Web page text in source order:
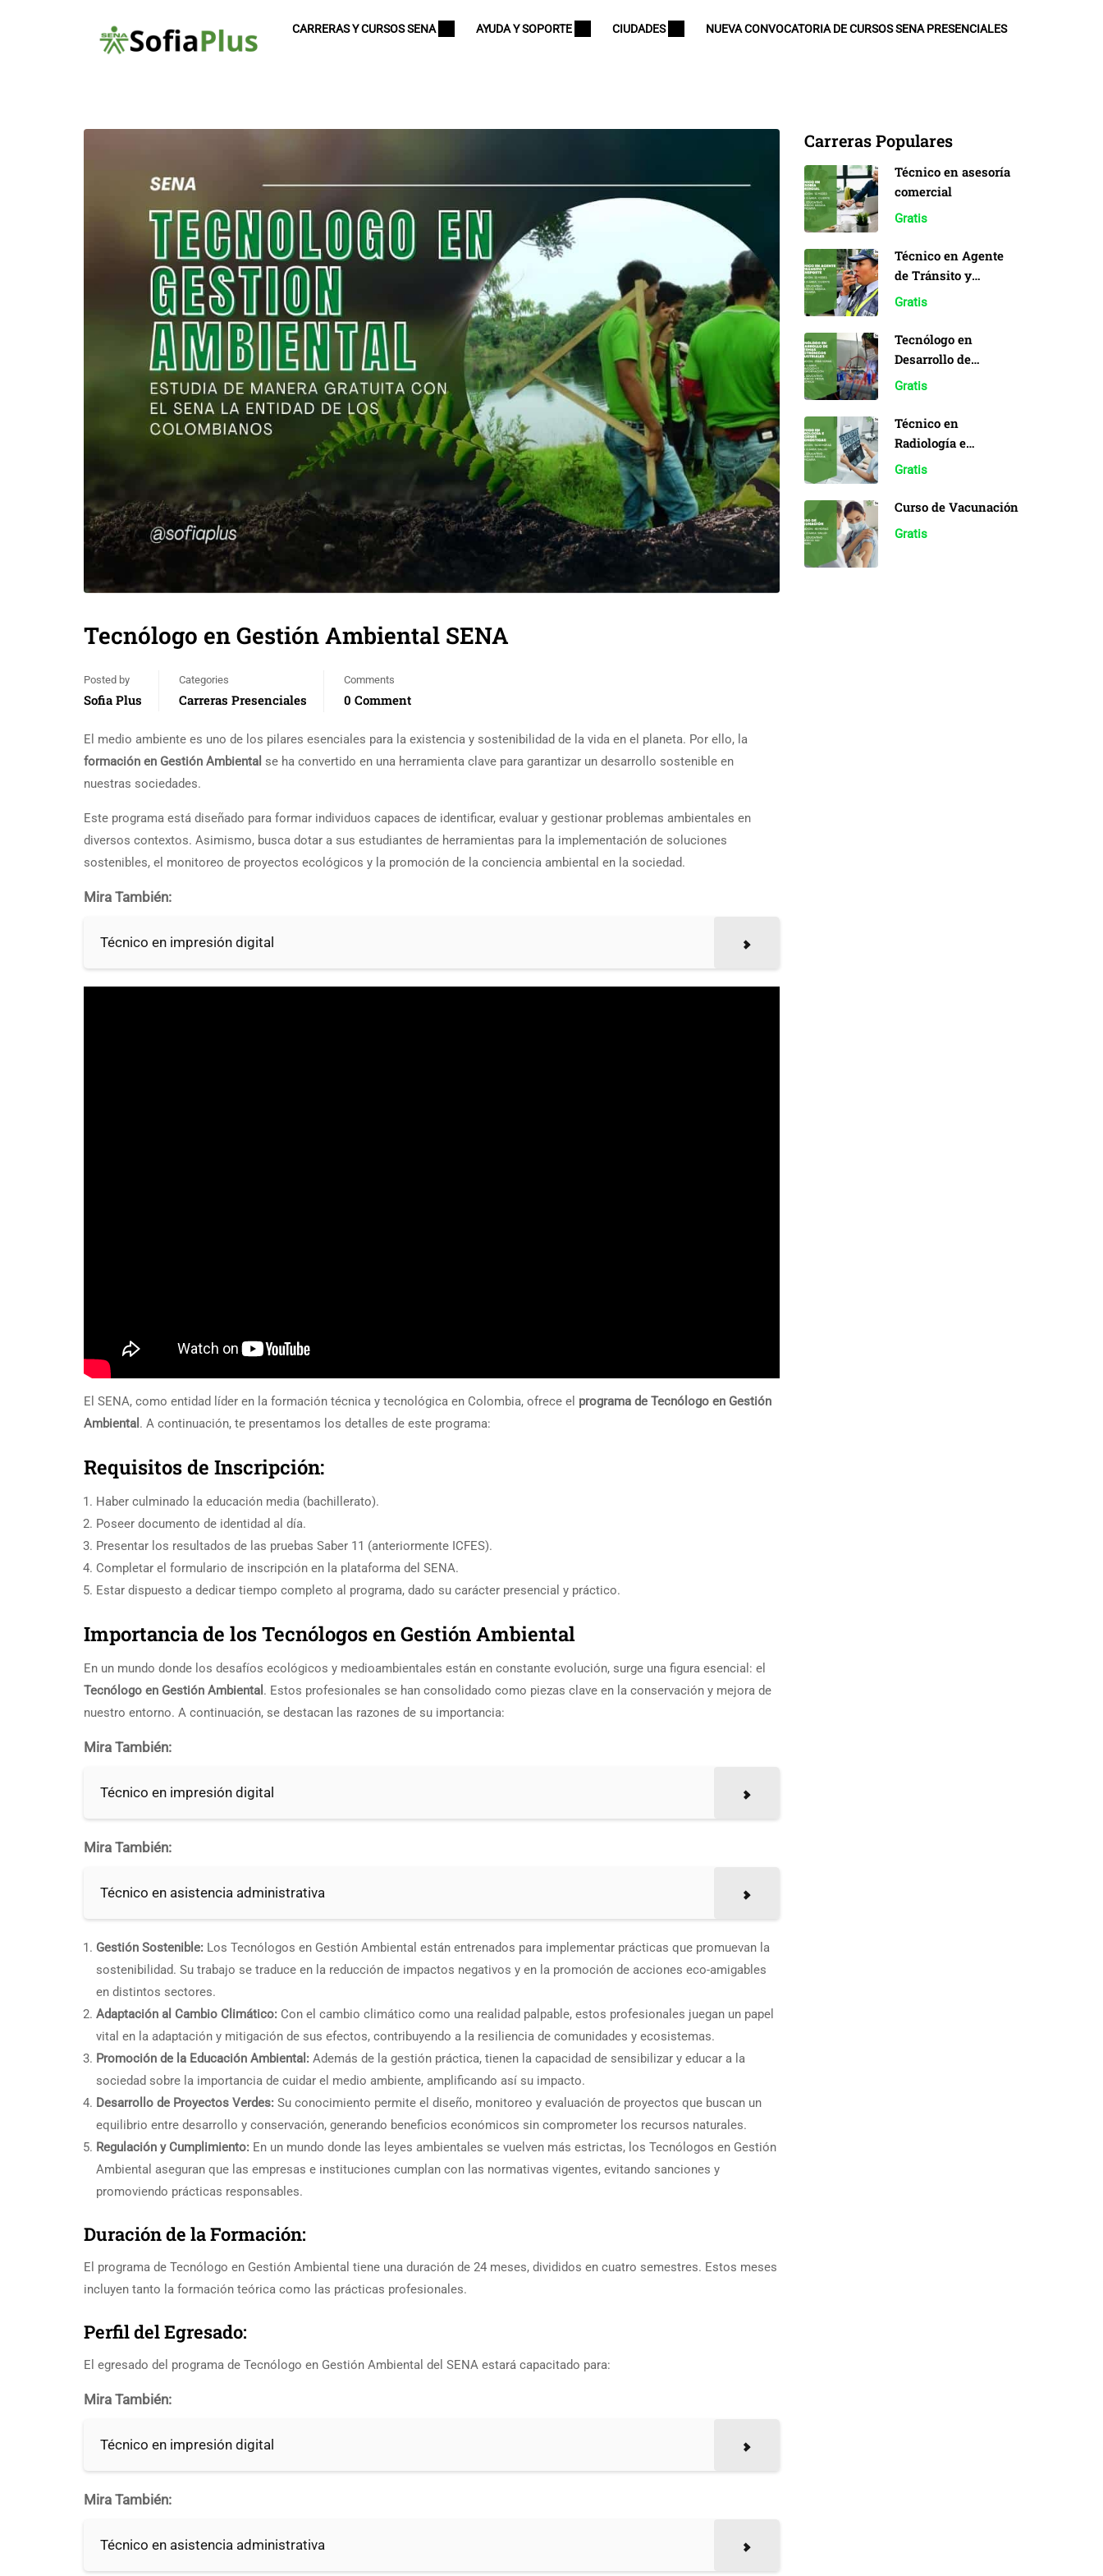
CARRERAS Y CURSOS SENA AYUDA Y SOPORTE CIUDADES NUEVA CONVOCATORIA DE CURSOS SENA PRESENCIALES
Tecnólogo en Gestión Ambiental SENA
Posted by
Sofia Plus
Categories
Carreras Presenciales
Comments
0 Comment
El medio ambiente es uno de los pilares esenciales para la existencia y sostenibilidad de la vida en el planeta. Por ello, la
formación en Gestión Ambiental se ha convertido en una herramienta clave para garantizar un desarrollo sostenible en
nuestras sociedades.
Este programa está diseñado para formar individuos capaces de identificar, evaluar y gestionar problemas ambientales en
diversos contextos. Asimismo, busca dotar a sus estudiantes de herramientas para la implementación de soluciones
sostenibles, el monitoreo de proyectos ecológicos y la promoción de la conciencia ambiental en la sociedad.
Mira También:
Técnico en impresión digital
El SENA, como entidad líder en la formación técnica y tecnológica en Colombia, ofrece el programa de Tecnólogo en Gestión
Ambiental . A continuación, te presentamos los detalles de este programa:
Requisitos de Inscripción:
Haber culminado la educación media (bachillerato).
Poseer documento de identidad al día.
Presentar los resultados de las pruebas Saber 11 (anteriormente ICFES).
Completar el formulario de inscripción en la plataforma del SENA.
Estar dispuesto a dedicar tiempo completo al programa, dado su carácter presencial y práctico.
Importancia de los Tecnólogos en Gestión Ambiental
En un mundo donde los desafíos ecológicos y medioambientales están en constante evolución, surge una figura esencial: el
Tecnólogo en Gestión Ambiental . Estos profesionales se han consolidado como piezas clave en la conservación y mejora de
nuestro entorno. A continuación, se destacan las razones de su importancia:
Mira También:
Técnico en impresión digital
Mira También:
Técnico en asistencia administrativa
Gestión Sostenible: Los Tecnólogos en Gestión Ambiental están entrenados para implementar prácticas que promuevan la
sostenibilidad. Su trabajo se traduce en la reducción de impactos negativos y en la promoción de acciones eco-amigables
en distintos sectores.
Adaptación al Cambio Climático: Con el cambio climático como una realidad palpable, estos profesionales juegan un papel
vital en la adaptación y mitigación de sus efectos, contribuyendo a la resiliencia de comunidades y ecosistemas.
Promoción de la Educación Ambiental: Además de la gestión práctica, tienen la capacidad de sensibilizar y educar a la
sociedad sobre la importancia de cuidar el medio ambiente, amplificando así su impacto.
Desarrollo de Proyectos Verdes: Su conocimiento permite el diseño, monitoreo y evaluación de proyectos que buscan un
equilibrio entre desarrollo y conservación, generando beneficios económicos sin comprometer los recursos naturales.
Regulación y Cumplimiento: En un mundo donde las leyes ambientales se vuelven más estrictas, los Tecnólogos en Gestión
Ambiental aseguran que las empresas e instituciones cumplan con las normativas vigentes, evitando sanciones y
promoviendo prácticas responsables.
Duración de la Formación:
El programa de Tecnólogo en Gestión Ambiental tiene una duración de 24 meses, divididos en cuatro semestres. Estos meses
incluyen tanto la formación teórica como las prácticas profesionales.
Perfil del Egresado:
El egresado del programa de Tecnólogo en Gestión Ambiental del SENA estará capacitado para:
Mira También:
Técnico en impresión digital
Mira También:
Técnico en asistencia administrativa
Carreras Populares
Técnico en asesoría
comercial
Gratis
Técnico en Agente
de Tránsito y
Transporte
Gratis
Tecnólogo en
Desarrollo de
Sistemas
Industriales
Gratis
Técnico en
Radiología e
Imágenes
Gratis
Curso de Vacunación
Gratis